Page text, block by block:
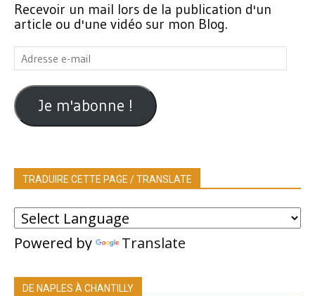
Recevoir un mail lors de la publication d'un
article ou d'une vidéo sur mon Blog.
Adresse
e-
mail
Je m'abonne !
TRADUIRE CETTE PAGE / TRANSLATE
Powered by Translate
DE NAPLES À CHANTILLY